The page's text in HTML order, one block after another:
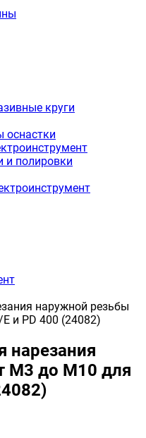
круги
оснастки
и полировки
наружной резьбы
и PD 400 (24082)
нарезания
М3 до М10 для